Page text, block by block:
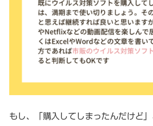
もし、「購入してしまったんだけど